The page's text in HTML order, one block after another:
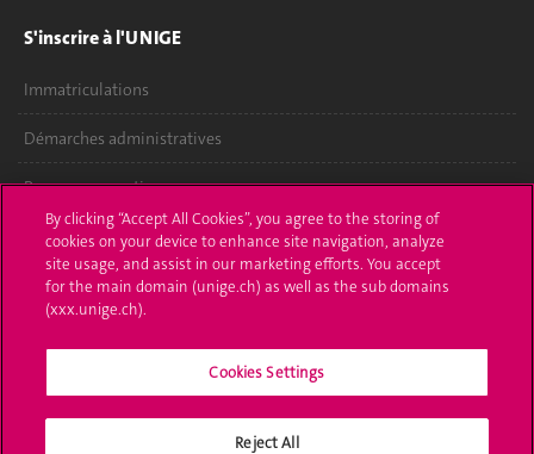
S'inscrire à l'UNIGE
Immatriculations
Démarches administratives
Poser une question
L'UNIGE vous informe
UNIGE Mobile
By clicking “Accept All Cookies”, you agree to the storing of
cookies on your device to enhance site navigation, analyze
site usage, and assist in our marketing efforts. You accept
for the main domain (unige.ch) as well as the sub domains
(xxx.unige.ch).
Cookies Settings
Reject All